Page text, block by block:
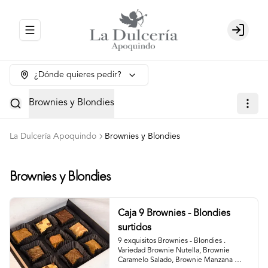
Abrir menu de navegación Login
¿Dónde quieres pedir?
Brownies y Blondies
La Dulcería Apoquindo Brownies y Blondies
Brownies y Blondies
Caja 9 Brownies - Blondies
surtidos
9 exquisitos Brownies - Blondies .
Variedad Brownie Nutella, Brownie
Caramelo Salado, Brownie Manzana